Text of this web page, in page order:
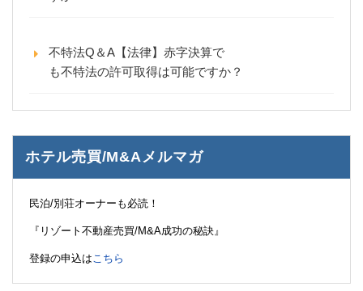
不特法Q＆A【法律】赤字決算で
も不特法の許可取得は可能ですか？
ホテル売買/M&Aメルマガ
民泊/別荘オーナーも必読！
『リゾート不動産売買/M&A成功の秘訣』
登録の申込は こちら